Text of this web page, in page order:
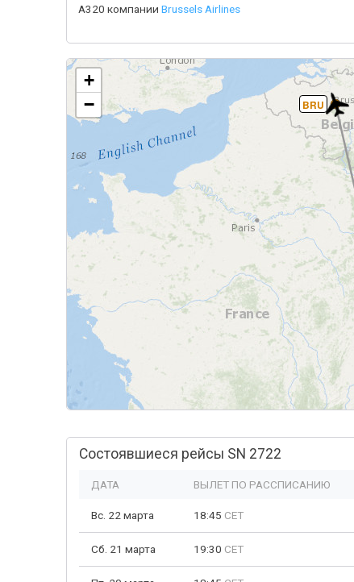
A320 компании Brussels Airlines
BRU
+
−
Состоявшиеся рейсы SN 2722
ДАТА ВЫЛЕТ ПО РАССПИСАНИЮ
Вс. 22 марта 18:45 CET
Сб. 21 марта 19:30 CET